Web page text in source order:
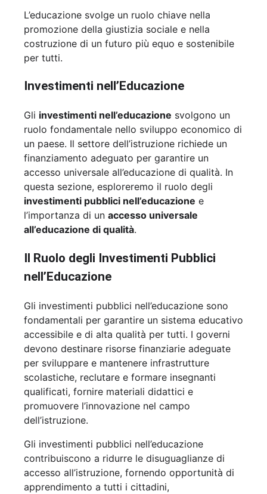
L’educazione svolge un ruolo chiave nella
promozione della giustizia sociale e nella
costruzione di un futuro più equo e sostenibile
per tutti.
Investimenti nell’Educazione
Gli investimenti nell’educazione svolgono un
ruolo fondamentale nello sviluppo economico di
un paese. Il settore dell’istruzione richiede un
finanziamento adeguato per garantire un
accesso universale all’educazione di qualità. In
questa sezione, esploreremo il ruolo degli
investimenti pubblici nell’educazione e
l’importanza di un accesso universale
all’educazione di qualità.
Il Ruolo degli Investimenti Pubblici
nell’Educazione
Gli investimenti pubblici nell’educazione sono
fondamentali per garantire un sistema educativo
accessibile e di alta qualità per tutti. I governi
devono destinare risorse finanziarie adeguate
per sviluppare e mantenere infrastrutture
scolastiche, reclutare e formare insegnanti
qualificati, fornire materiali didattici e
promuovere l’innovazione nel campo
dell’istruzione.
Gli investimenti pubblici nell’educazione
contribuiscono a ridurre le disuguaglianze di
accesso all’istruzione, fornendo opportunità di
apprendimento a tutti i cittadini,